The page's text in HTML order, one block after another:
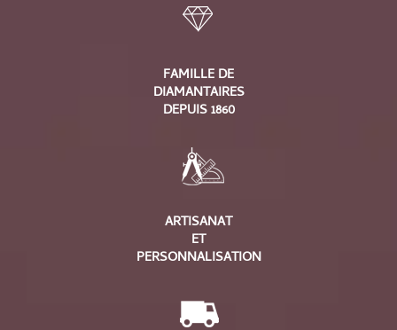
FAMILLE DE
DIAMANTAIRES
DEPUIS 1860
ARTISANAT
ET
PERSONNALISATION